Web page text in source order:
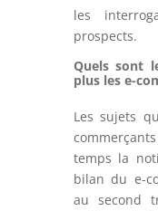
les
prospects.
Quels sont
plus les e-
Les sujets
temps la
bilan du e-
au second